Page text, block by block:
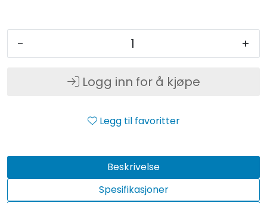
- +
Logg inn for å kjøpe
Legg til favoritter
Beskrivelse
Spesifikasjoner